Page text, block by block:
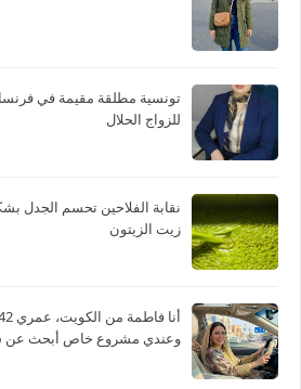
تونسية مطلقة مقيمة في
للزواج الحلال
نقابة الفلاحين تحسم الجدل
زيت الزيتون
وعندي مشروع خاص أبحث عن